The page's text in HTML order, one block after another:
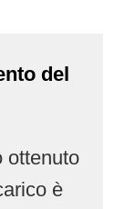
del
ottenuto
è